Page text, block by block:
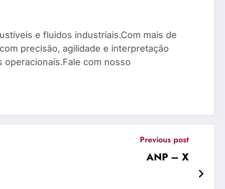
e fluidos industriais.Com mais de
precisão, agilidade e interpretação
operacionais.Fale com nosso
Previous post
ANP – X